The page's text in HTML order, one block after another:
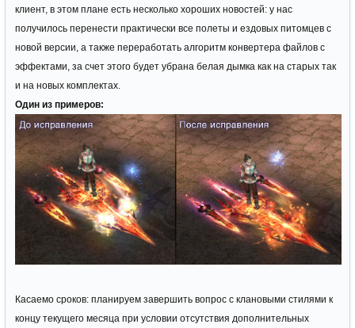
клиент, в этом плане есть несколько хороших новостей: у нас
получилось перенести практически все полеты и ездовых питомцев с
новой версии, а также переработать алгоритм конвертера файлов с
эффектами, за счет этого будет убрана белая дымка как на старых так
и на новых комплектах.
Один из примеров:
Касаемо сроков: планируем завершить вопрос с клановыми стилями к
концу текущего месяца при условии отсутствия дополнительных